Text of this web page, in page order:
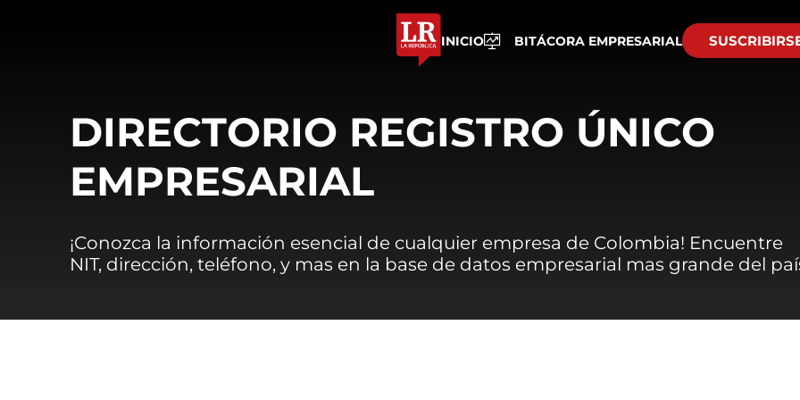
INICIO BITÁCORA EMPRESARIAL
DIRECTORIO REGISTRO ÚNICO
EMPRESARIAL
¡Conozca la información esencial de cualquier empresa de Colombia! Encuentre
NIT, dirección, teléfono, y mas en la base de datos empresarial mas grande del